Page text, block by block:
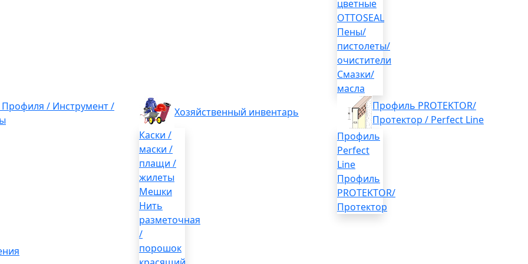
цветные
OTTOSEAL
Пены/
пистолеты/
очистители
Смазки/
масла
Профиля / Инструмент /
Хозяйственный инвентарь
Каски /
маски /
плащи /
жилеты
Мешки
Нить
разметочная
/
порошок
Профиль PROTEKTOR/
Протектор / Perfect Line
Профиль
Perfect
Line
Профиль
PROTEKTOR/
Протектор